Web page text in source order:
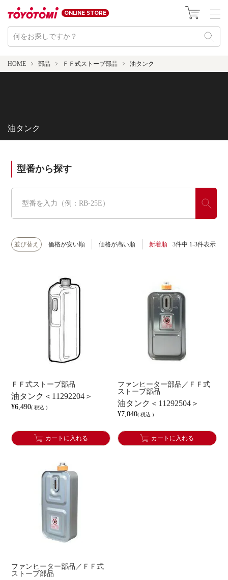
ONLINE STORE
HOME 部品 ＦＦ式ストーブ部品 油タンク
油タンク
型番から探す
並び替え 価格が安い順 価格が高い順 新着順 3件中 1-3件表示
ＦＦ式ストーブ部品
油タンク＜11292204＞
¥6,490 税込
カートに入れる
ファンヒーター部品／ＦＦ式
ストーブ部品
油タンク＜11292504＞
¥7,040 税込
カートに入れる
ファンヒーター部品／ＦＦ式
ストーブ部品